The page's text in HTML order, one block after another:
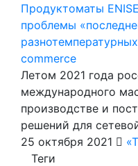
Продуктоматы
проблемы
commerce
Летом 2021 года
международного
производстве и
решений для
25 октября 2021
Теги